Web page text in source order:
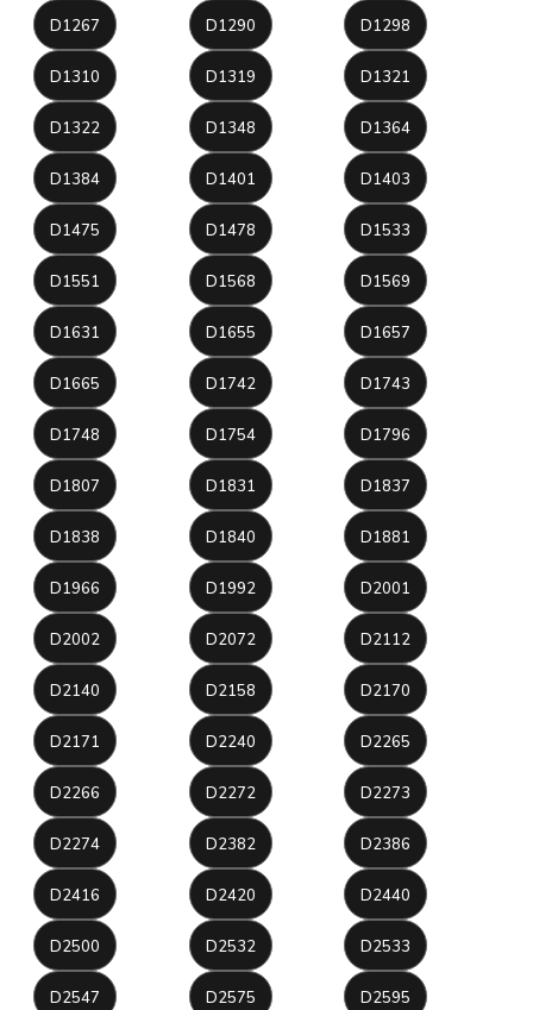
D1267 D1290 D1298
D1310 D1319 D1321
D1322 D1348 D1364
D1384 D1401 D1403
D1475 D1478 D1533
D1551 D1568 D1569
D1631 D1655 D1657
D1665 D1742 D1743
D1748 D1754 D1796
D1807 D1831 D1837
D1838 D1840 D1881
D1966 D1992 D2001
D2002 D2072 D2112
D2140 D2158 D2170
D2171 D2240 D2265
D2266 D2272 D2273
D2274 D2382 D2386
D2416 D2420 D2440
D2500 D2532 D2533
D2547 D2575 D2595